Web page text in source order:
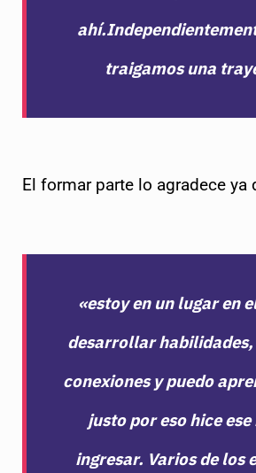
traigamos una
El formar parte lo agradece ya
«estoy en un lugar en
desarrollar habilidades,
conexiones y puedo
justo por eso hice
ingresar. Varios de los